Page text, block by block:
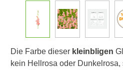
Die Farbe dieser kleinbligen
kein Hellrosa oder Dunkelrosa,